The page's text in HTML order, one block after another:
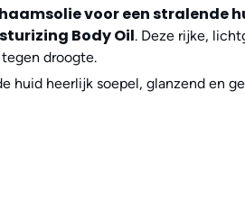
voor een stralende
Body Oil. Deze rijke,
droogte.
heerlijk soepel, glanzend en